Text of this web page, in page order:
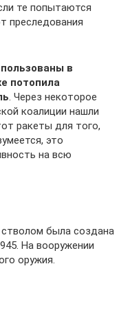
те попытаются
преследования
в
потопила
. Через некоторое
коалиции нашли
ракеты для того,
это
на всю
была создана
На вооружении
оружия.